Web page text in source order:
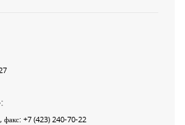
, факс: +7 (423) 240-70-22